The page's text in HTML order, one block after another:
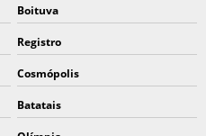
Boituva
Registro
Cosmópolis
Batatais